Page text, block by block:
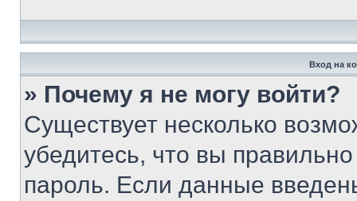
Вход на
» Почему я не могу войти?
Существует несколько
убедитесь, что вы
пароль. Если данные